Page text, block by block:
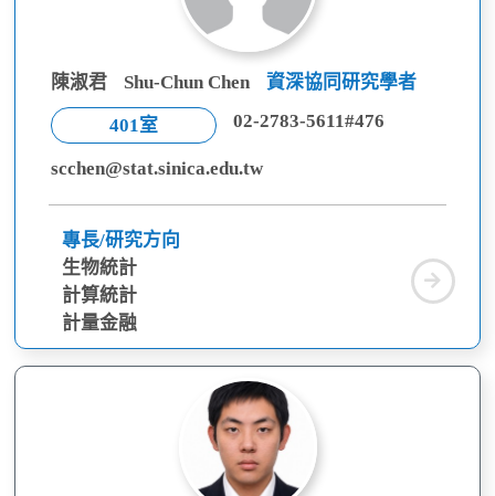
陳淑君 Shu-Chun Chen 資深協同研究學者
401室 02-2783-5611#476
scchen@stat.sinica.edu.tw
專長/研究方向
生物統計
計算統計
計量金融
陳
淑